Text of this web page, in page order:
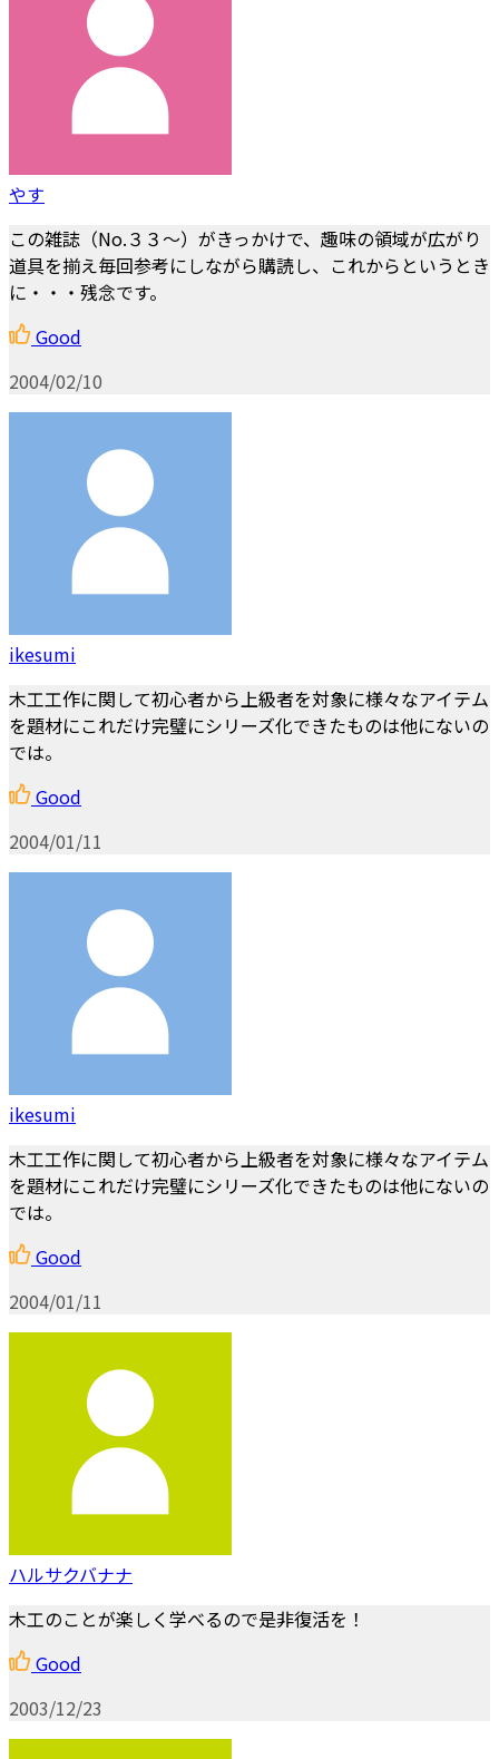
やす
この雑誌（No.３３～）がきっかけで、趣味の領域が広がり
道具を揃え毎回参考にしながら購読し、これからというとき
に・・・残念です。
Good
2004/02/10
ikesumi
木工工作に関して初心者から上級者を対象に様々なアイテム
を題材にこれだけ完璧にシリーズ化できたものは他にないの
では。
Good
2004/01/11
ikesumi
木工工作に関して初心者から上級者を対象に様々なアイテム
を題材にこれだけ完璧にシリーズ化できたものは他にないの
では。
Good
2004/01/11
ハルサクバナナ
木工のことが楽しく学べるので是非復活を！
Good
2003/12/23